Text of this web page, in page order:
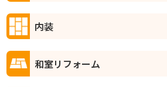
内装
和室リフォーム